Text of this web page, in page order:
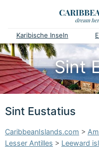
Karibische Inseln
Sint
Sint Eustatius
CaribbeanIslands.com >
Lesser Antilles > Leeward